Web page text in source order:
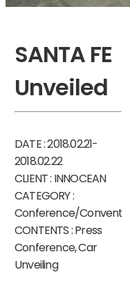
SANTA FE
Unveiled
DATE : 2018.02.21-
2018.02.22
CLIENT : INNOCEAN
CATEGORY :
Conference/Convention
CONTENTS : Press
Conference, Car
Unveiling